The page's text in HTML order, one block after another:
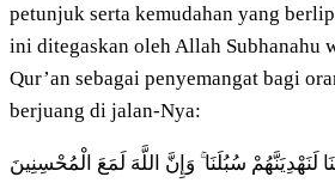
petunjuk serta kemudahan yang
ini ditegaskan oleh Allah Subhanahu
Qur’an sebagai penyemangat bagi
berjuang di jalan-Nya:
لَنَهْدِيَنَّهُمْ سُبُلَنَا ۚ وَإِنَّ اللَّهَ لَمَعَ الْمُحْسِنِينَ